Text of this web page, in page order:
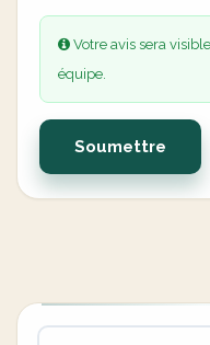
Votre avis sera
équipe.
Soumettre